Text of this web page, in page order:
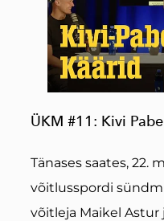
ÜKM #11: Kivi
Tänases saates, 22.
võitlusspordi
võitleja Maikel Astur